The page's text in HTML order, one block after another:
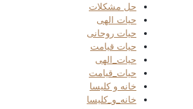
حل مشکلات
حیات الهی
حیات روحانی
حیات قیامت
حیات_الهی
حیات_قیامت
خانه و کلیسا
خانه_و_کلیسا